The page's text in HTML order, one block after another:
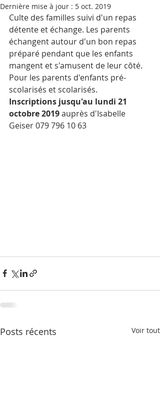
Dernière mise à jour : 5 oct. 2019
Culte des familles suivi d'un repas
détente et échange. Les parents
échangent autour d'un bon repas
préparé pendant que les enfants
mangent et s'amusent de leur côté.
Pour les parents d'enfants pré-
scolarisés et scolarisés.
Inscriptions jusqu'au lundi 21
octobre 2019 auprès d'Isabelle
Geiser 079 796 10 63
Posts récents Voir tout